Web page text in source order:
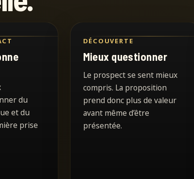
du
et du
prise
DÉCOUVERTE
Mieux questionner
Le prospect se sent mieux
compris. La proposition
prend donc plus de valeur
avant même d’être
présentée.